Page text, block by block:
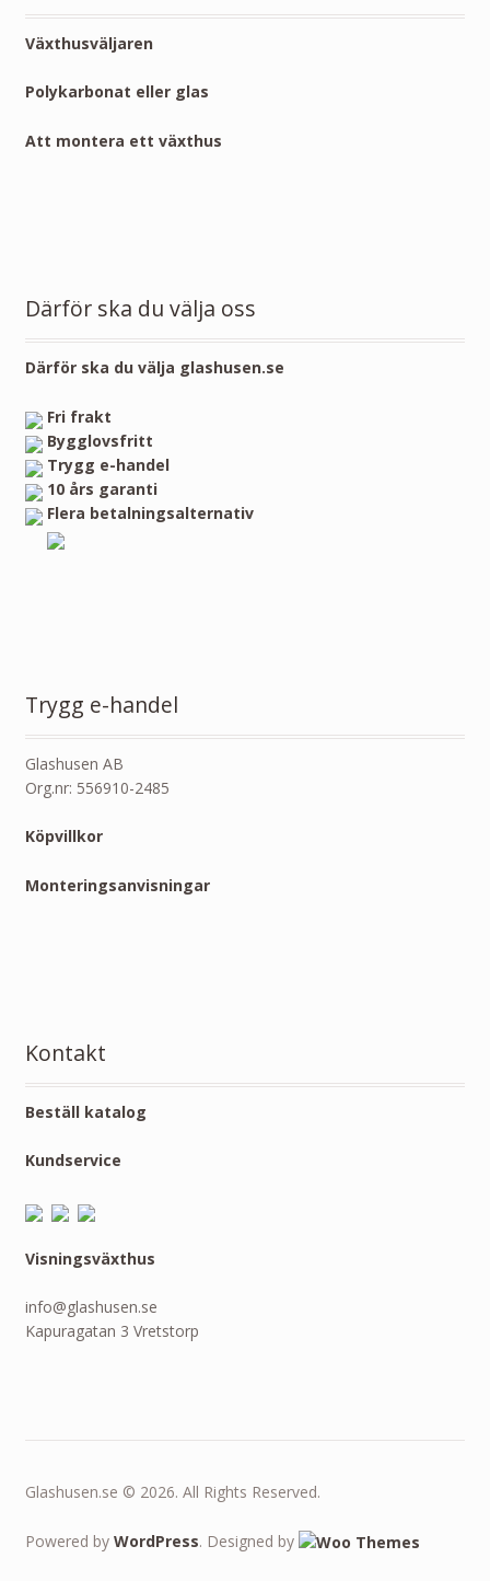
Växthusväljaren
Polykarbonat eller glas
Att montera ett växthus
Därför ska du välja oss
Därför ska du välja glashusen.se
Fri frakt
Bygglovsfritt
Trygg e-handel
10 års garanti
Flera betalningsalternativ
Trygg e-handel
Glashusen AB
Org.nr: 556910-2485
Köpvillkor
Monteringsanvisningar
Kontakt
Beställ katalog
Kundservice
Visningsväxthus
info@glashusen.se
Kapuragatan 3 Vretstorp
Glashusen.se © 2026. All Rights Reserved.
Powered by WordPress. Designed by